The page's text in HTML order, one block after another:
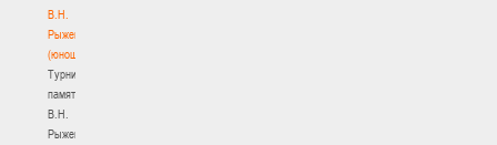
В.Н.
Рыженкова
(юноши)
Турнир
памяти
В.Н.
Рыженкова